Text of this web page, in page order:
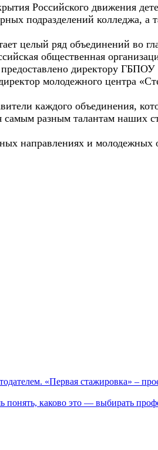
Российского движения
подразделений колледжа,
целый ряд объединений во
общественная
директору
молодежного центра
каждого объединения,
самым разным талантам
направлениях и
«Первая стажировка» –
каково это — выбирать